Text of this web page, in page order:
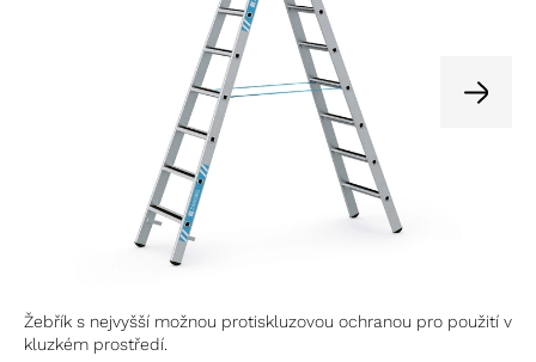
Žebřík s nejvyšší možnou protiskluzovou ochranou pro použití v
kluzkém prostředí.